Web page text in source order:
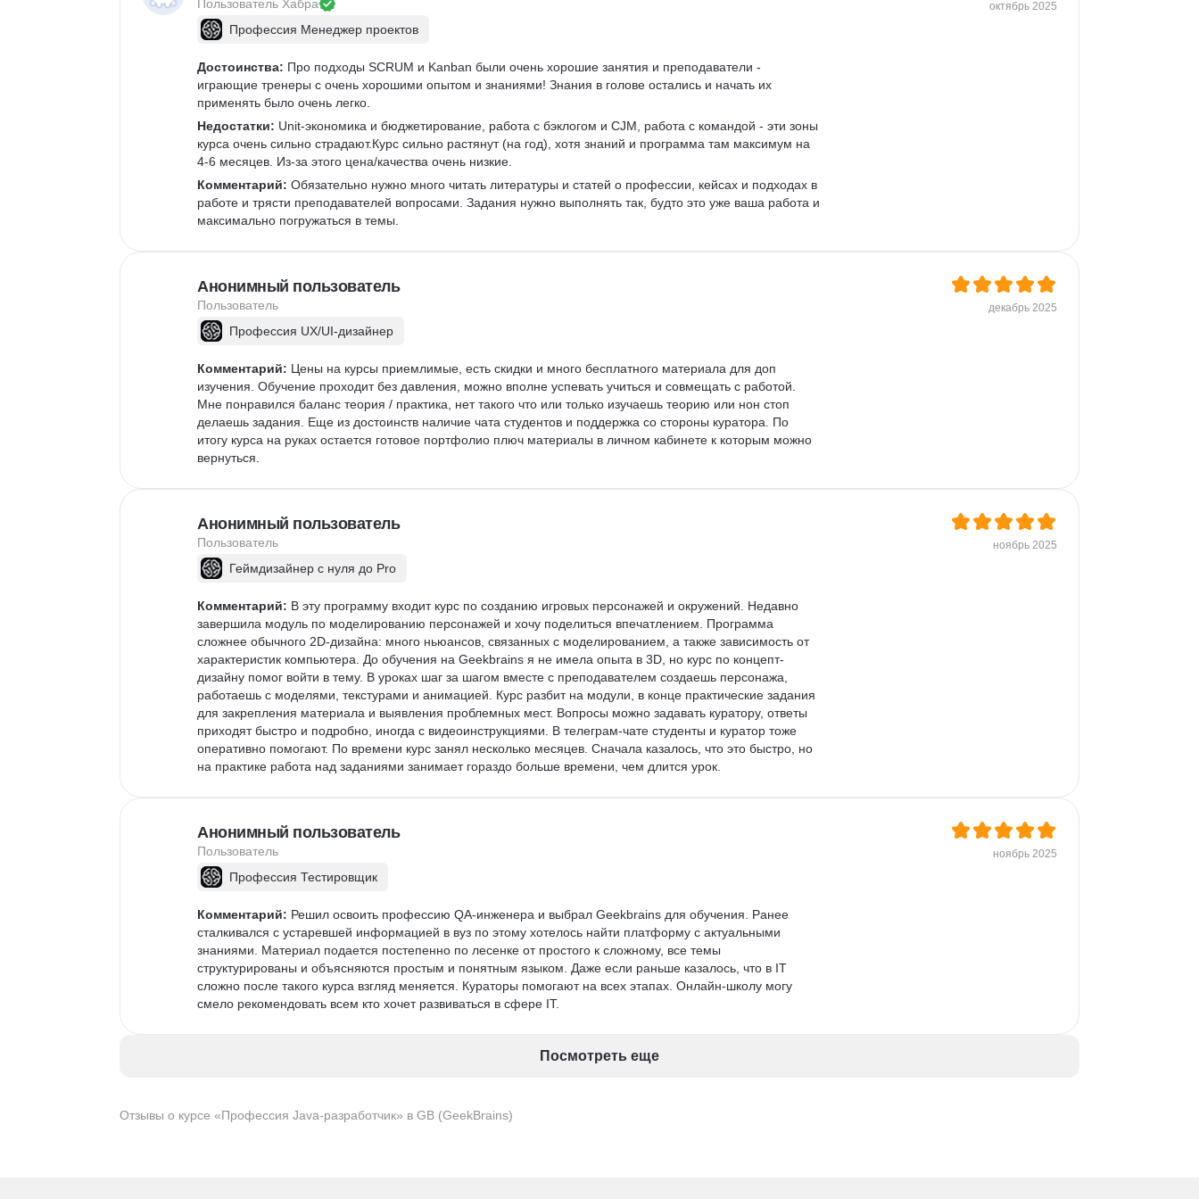
Отзывы о курсе «Профессия Java-разработчик» в GB (GeekBrains)
Пользователь Хабра октябрь 2025
Профессия Менеджер проектов
Достоинства: Про подходы SCRUM и Kanban были очень хорошие занятия и преподаватели -
играющие тренеры с очень хорошими опытом и знаниями! Знания в голове остались и начать их
применять было очень легко.
Недостатки: Unit-экономика и бюджетирование, работа с бэклогом и CJM, работа с командой - эти зоны
курса очень сильно страдают.Курс сильно растянут (на год), хотя знаний и программа там максимум на
4-6 месяцев. Из-за этого цена/качества очень низкие.
Комментарий: Обязательно нужно много читать литературы и статей о профессии, кейсах и подходах в
работе и трясти преподавателей вопросами. Задания нужно выполнять так, будто это уже ваша работа и
максимально погружаться в темы.
Анонимный пользователь
Пользователь декабрь 2025
Профессия UX/UI-дизайнер
Комментарий: Цены на курсы приемлимые, есть скидки и много бесплатного материала для доп
изучения. Обучение проходит без давления, можно вполне успевать учиться и совмещать с работой.
Мне понравился баланс теория / практика, нет такого что или только изучаешь теорию или нон стоп
делаешь задания. Еще из достоинств наличие чата студентов и поддержка со стороны куратора. По
итогу курса на руках остается готовое портфолио плюч материалы в личном кабинете к которым можно
вернуться.
Анонимный пользователь
Пользователь ноябрь 2025
Геймдизайнер с нуля до Pro
Комментарий: В эту программу входит курс по созданию игровых персонажей и окружений. Недавно
завершила модуль по моделированию персонажей и хочу поделиться впечатлением. Программа
сложнее обычного 2D-дизайна: много ньюансов, связанных с моделированием, а также зависимость от
характеристик компьютера. До обучения на Geekbrains я не имела опыта в 3D, но курс по концепт-
дизайну помог войти в тему. В уроках шаг за шагом вместе с преподавателем создаешь персонажа,
работаешь с моделями, текстурами и анимацией. Курс разбит на модули, в конце практические задания
для закрепления материала и выявления проблемных мест. Вопросы можно задавать куратору, ответы
приходят быстро и подробно, иногда с видеоинструкциями. В телеграм-чате студенты и куратор тоже
оперативно помогают. По времени курс занял несколько месяцев. Сначала казалось, что это быстро, но
на практике работа над заданиями занимает гораздо больше времени, чем длится урок.
Анонимный пользователь
Пользователь ноябрь 2025
Профессия Тестировщик
Комментарий: Решил освоить профессию QA-инженера и выбрал Geekbrains для обучения. Ранее
сталкивался с устаревшей информацией в вуз по этому хотелось найти платформу с актуальными
знаниями. Материал подается постепенно по лесенке от простого к сложному, все темы
структурированы и объясняются простым и понятным языком. Даже если раньше казалось, что в IT
сложно после такого курса взгляд меняется. Кураторы помогают на всех этапах. Онлайн-школу могу
смело рекомендовать всем кто хочет развиваться в сфере IT.
Посмотреть еще